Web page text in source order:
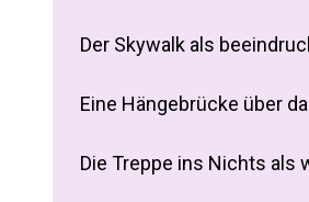
Der Skywalk als
Eine Hängebrücke über
Die Treppe ins Nichts als